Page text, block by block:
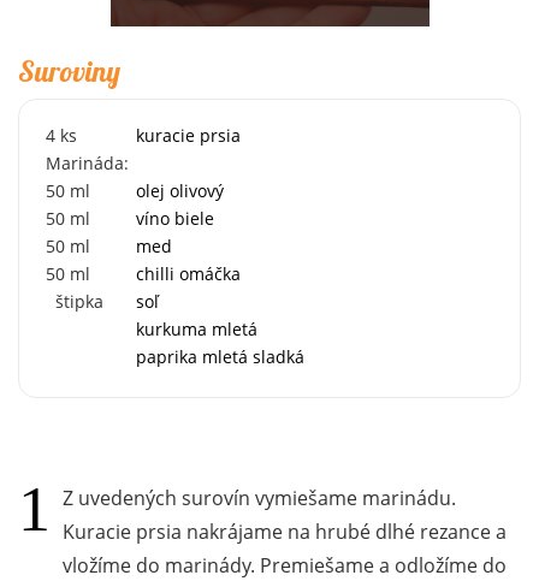
Suroviny
4 ks
kuracie prsia
Marináda:
50 ml
olej olivový
50 ml
víno biele
50 ml
med
50 ml
chilli omáčka
štipka
soľ
kurkuma mletá
paprika mletá sladká
Z uvedených surovín vymiešame marinádu.
Kuracie prsia nakrájame na hrubé dlhé rezance a
vložíme do marinády. Premiešame a odložíme do